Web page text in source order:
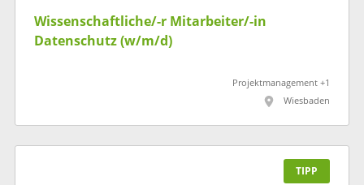
Wissenschaftliche/-r Mitarbeiter/-in
Datenschutz (w/m/d)
Projektmanagement +1
Wiesbaden
TIPP